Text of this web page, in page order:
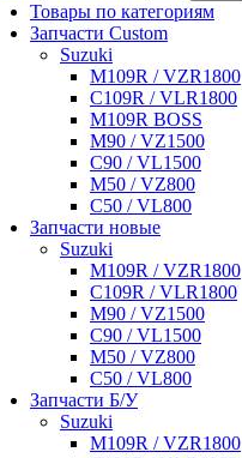
Товары по категориям
Запчасти Custom
Suzuki
M109R / VZR1800
C109R / VLR1800
M109R BOSS
M90 / VZ1500
C90 / VL1500
M50 / VZ800
C50 / VL800
Запчасти новые
Suzuki
M109R / VZR1800
C109R / VLR1800
M90 / VZ1500
C90 / VL1500
M50 / VZ800
C50 / VL800
Запчасти Б/У
Suzuki
M109R / VZR1800